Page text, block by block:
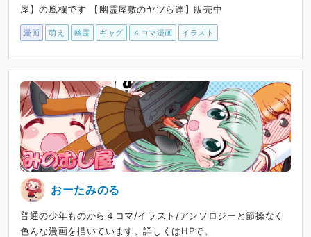
屋】の風欄です 【幽霊屋敷のヤツら達】販売中
漫画 萌え 幽霊 ギャグ ４コマ漫画 イラスト
おーたみのる
普通の少年ものから４コマ/イラスト/アンソロジーと節操なく
色んな漫画を描いています。詳しくはHPで。